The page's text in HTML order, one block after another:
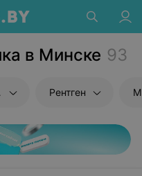
в Минске 93
Рентген